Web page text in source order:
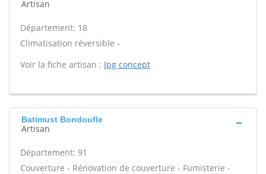
Artisan
Département: 18
Climatisation réversible -
Voir la fiche artisan : Ipg concept
Batimust Bondoufle
Artisan
Département: 91
Couverture - Rénovation de couverture - Fumisterie -